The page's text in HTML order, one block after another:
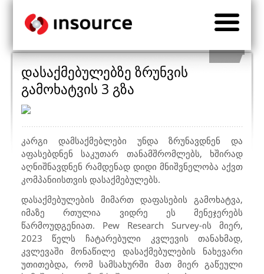
დასაქმებულებზე ზრუნვის
გამოხატვის 3 გზა
კარგი დამსაქმებლები უნდა ზრუნავდნენ და
აფასებდნენ საკუთარ თანამშრომლებს, ხშირად
აღნიშნავდნენ რამდენად დიდი მნიშვნელობა აქვთ
კომპანიისთვის დასაქმებულებს.
დასაქმებულების მიმართ დაფასების გამოხატვა,
იმაზე რთულია ვიდრე ეს მენეჯერებს
წარმოუდგენიათ. Pew Research Survey-ის მიერ,
2023 წელს ჩატარებული კვლევის თანახმად,
კვლევაში მონაწილე დასაქმებულების ნახევარი
უთითებდა, რომ სამსახურში მათ მიერ გაწეული